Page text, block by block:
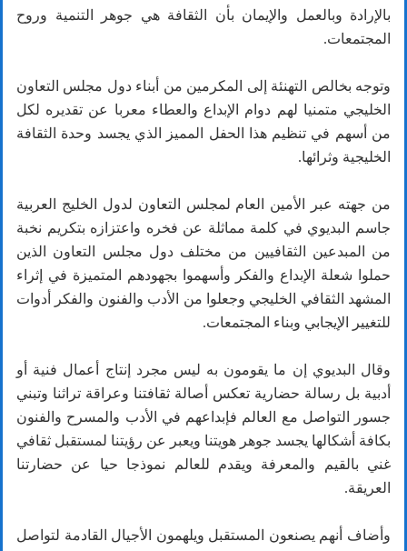
بالإرادة وبالعمل والإيمان بأن الثقافة هي جوهر التنمية وروح
المجتمعات.
وتوجه بخالص التهنئة إلى المكرمين من أبناء دول مجلس التعاون
الخليجي متمنيا لهم دوام الإبداع والعطاء معربا عن تقديره لكل
من أسهم في تنظيم هذا الحفل المميز الذي يجسد وحدة الثقافة
الخليجية وثرائها.
من جهته عبر الأمين العام لمجلس التعاون لدول الخليج العربية
جاسم البديوي في كلمة مماثلة عن فخره واعتزازه بتكريم نخبة
من المبدعين الثقافيين من مختلف دول مجلس التعاون الذين
حملوا شعلة الإبداع والفكر وأسهموا بجهودهم المتميزة في إثراء
المشهد الثقافي الخليجي وجعلوا من الأدب والفنون والفكر أدوات
للتغيير الإيجابي وبناء المجتمعات.
وقال البديوي إن ما يقومون به ليس مجرد إنتاج أعمال فنية أو
أدبية بل رسالة حضارية تعكس أصالة ثقافتنا وعراقة تراثنا وتبني
جسور التواصل مع العالم فإبداعهم في الأدب والمسرح والفنون
بكافة أشكالها يجسد جوهر هويتنا ويعبر عن رؤيتنا لمستقبل ثقافي
غني بالقيم والمعرفة ويقدم للعالم نموذجا حيا عن حضارتنا
العريقة.
وأضاف أنهم يصنعون المستقبل ويلهمون الأجيال القادمة لتواصل